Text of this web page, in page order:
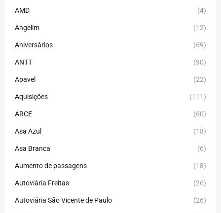
AMD (4)
Angelim (12)
Aniversários (69)
ANTT (90)
Apavel (22)
Aquisições (111)
ARCE (60)
Asa Azul (18)
Asa Branca (6)
Aumento de passagens (18)
Autoviária Freitas (26)
Autoviária São Vicente de Paulo (26)